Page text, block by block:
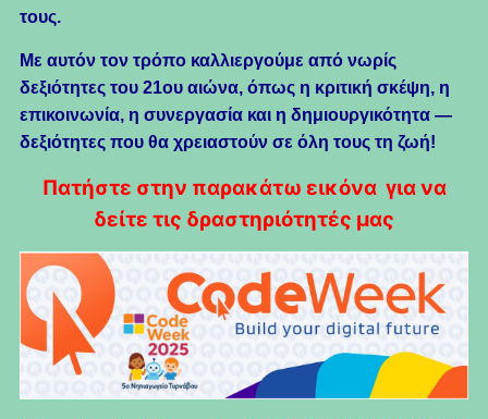
τους.
Με αυτόν τον τρόπο καλλιεργούμε από νωρίς
δεξιότητες του 21ου αιώνα, όπως η κριτική σκέψη, η
επικοινωνία, η συνεργασία και η δημιουργικότητα —
δεξιότητες που θα χρειαστούν σε όλη τους τη ζωή!
Πατήστε στην παρακάτω εικόνα για να
δείτε τις δραστηριότητές μας